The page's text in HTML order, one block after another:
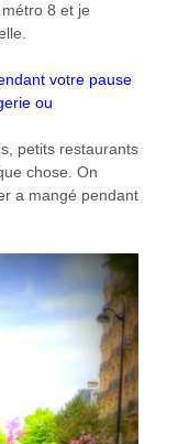
8 et je
votre pause
ou
petits restaurants
chose. On
a mangé pendant